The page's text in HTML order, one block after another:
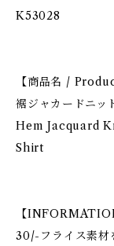
K53028
【商品名 /
裾ジャカードニ
Hem Jacquard
Shirt
【
30/-フライス素材